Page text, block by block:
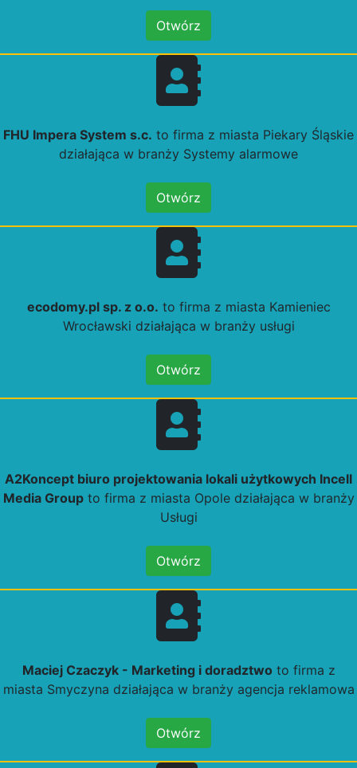
Otwórz
FHU Impera System s.c. to firma z miasta Piekary Śląskie
działająca w branży Systemy alarmowe
Otwórz
ecodomy.pl sp. z o.o. to firma z miasta Kamieniec
Wrocławski działająca w branży usługi
Otwórz
A2Koncept biuro projektowania lokali użytkowych Incell
Media Groupto firma z miasta Opole działająca w branży
Usługi
Otwórz
Maciej Czaczyk - Marketing i doradztwo to firma z
miasta Smyczyna działająca w branży agencja reklamowa
Otwórz